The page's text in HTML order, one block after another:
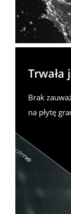
Trwała
Brak
na płytę